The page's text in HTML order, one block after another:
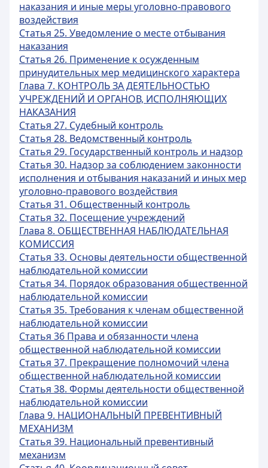
наказания и иные меры уголовно-правового
воздействия
Статья 25. Уведомление о месте отбывания
наказания
Статья 26. Применение к осужденным
принудительных мер медицинского характера
Глава 7. КОНТРОЛЬ ЗА ДЕЯТЕЛЬНОСТЬЮ
УЧРЕЖДЕНИЙ И ОРГАНОВ, ИСПОЛНЯЮЩИХ
НАКАЗАНИЯ
Статья 27. Судебный контроль
Статья 28. Ведомственный контроль
Статья 29. Государственный контроль и надзор
Статья 30. Надзор за соблюдением законности
исполнения и отбывания наказаний и иных мер
уголовно-правового воздействия
Статья 31. Общественный контроль
Статья 32. Посещение учреждений
Глава 8. ОБЩЕСТВЕННАЯ НАБЛЮДАТЕЛЬНАЯ
КОМИССИЯ
Статья 33. Основы деятельности общественной
наблюдательной комиссии
Статья 34. Порядок образования общественной
наблюдательной комиссии
Статья 35. Требования к членам общественной
наблюдательной комиссии
Статья 36 Права и обязанности члена
общественной наблюдательной комиссии
Статья 37. Прекращение полномочий члена
общественной наблюдательной комиссии
Статья 38. Формы деятельности общественной
наблюдательной комиссии
Глава 9. НАЦИОНАЛЬНЫЙ ПРЕВЕНТИВНЫЙ
МЕХАНИЗМ
Статья 39. Национальный превентивный
механизм